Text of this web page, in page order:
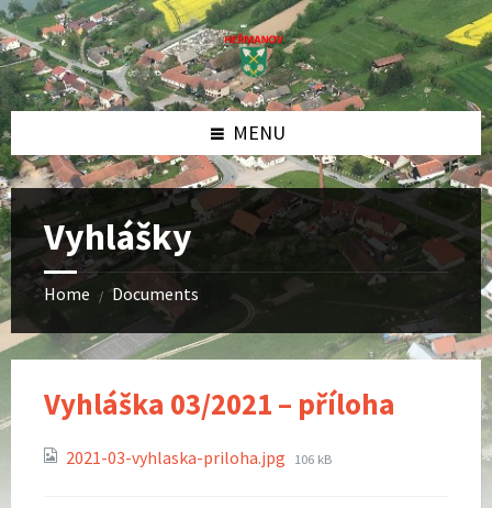
Skip
to
content
Skip
to
left
sidebar
Skip
to
footer
MENU
Vyhlášky
Home / Documents
Vyhláška 03/2021 – příloha
Attachments
2021-03-vyhlaska-priloha.jpg File
106 kB